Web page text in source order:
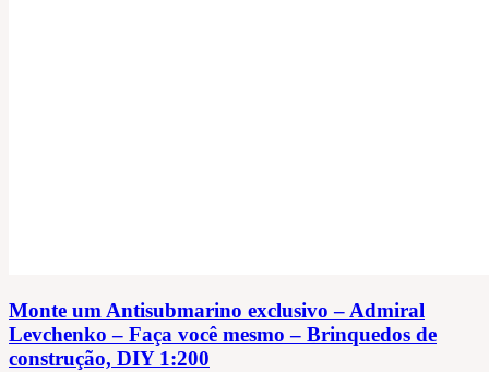
Monte um Antisubmarino exclusivo – Admiral
Levchenko – Faça você mesmo – Brinquedos de
construção, DIY 1:200